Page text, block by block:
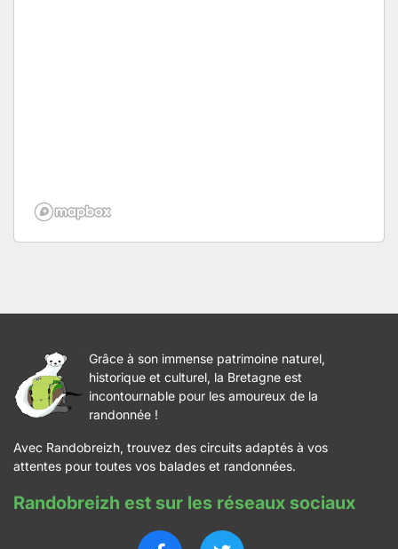
Grâce à son immense patrimoine naturel,
historique et culturel, la Bretagne est
incontournable pour les amoureux de la
randonnée !
Avec Randobreizh, trouvez des circuits adaptés à vos
attentes pour toutes vos balades et randonnées.
Randobreizh est sur les réseaux sociaux